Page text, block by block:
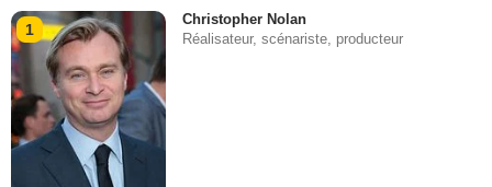
1
Christopher Nolan
Réalisateur, scénariste, producteur